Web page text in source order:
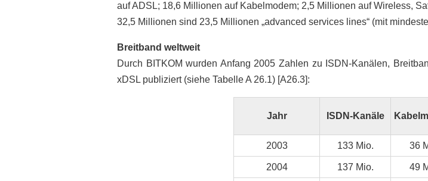
auf ADSL; 18,6 Millionen auf Kabelmodem; 2,5 Millionen auf Wireless,
32,5 Millionen sind 23,5 Millionen „advanced services lines“ (mit
Breitband weltweit
Durch BITKOM wurden Anfang 2005 Zahlen zu ISDN-Kanälen,
xDSL publiziert (siehe Tabelle A 26.1) [A26.3]:
Jahr ISDN-Kanäle Kabel
2003 133 Mio. 36
2004 137 Mio. 49